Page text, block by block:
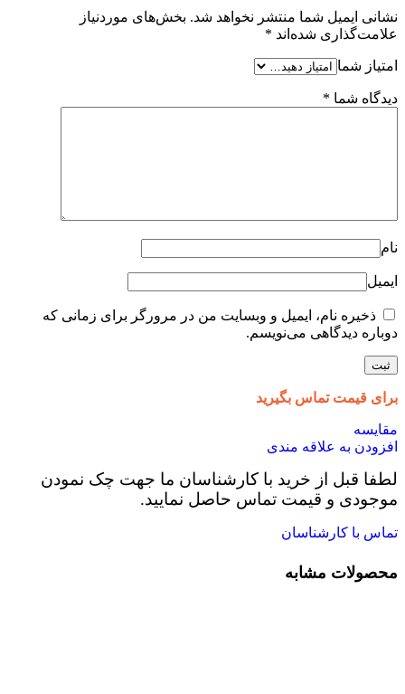
نشانی ایمیل شما منتشر نخواهد شد. بخش‌های موردنیاز
علامت‌گذاری شده‌اند *
امتیاز شما
دیدگاه شما *
نام
ایمیل
ذخیره نام، ایمیل و وبسایت من در مرورگر برای زمانی که
دوباره دیدگاهی می‌نویسم.
برای قیمت تماس بگیرید
مقایسه
افزودن به علاقه مندی
لطفا قبل از خرید با کارشناسان ما جهت چک نمودن
موجودی و قیمت تماس حاصل نمایید.
تماس با کارشناسان
محصولات مشابه